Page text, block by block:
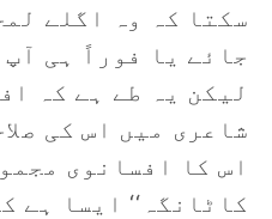
سکتا کہ وہ اگلے
جائے یا فوراً ہی
لیکن یہ طے ہے کہ
شاعری میں اس کی
اس کا افسانوی
کاٹانگہ‘‘ ایسا ہے